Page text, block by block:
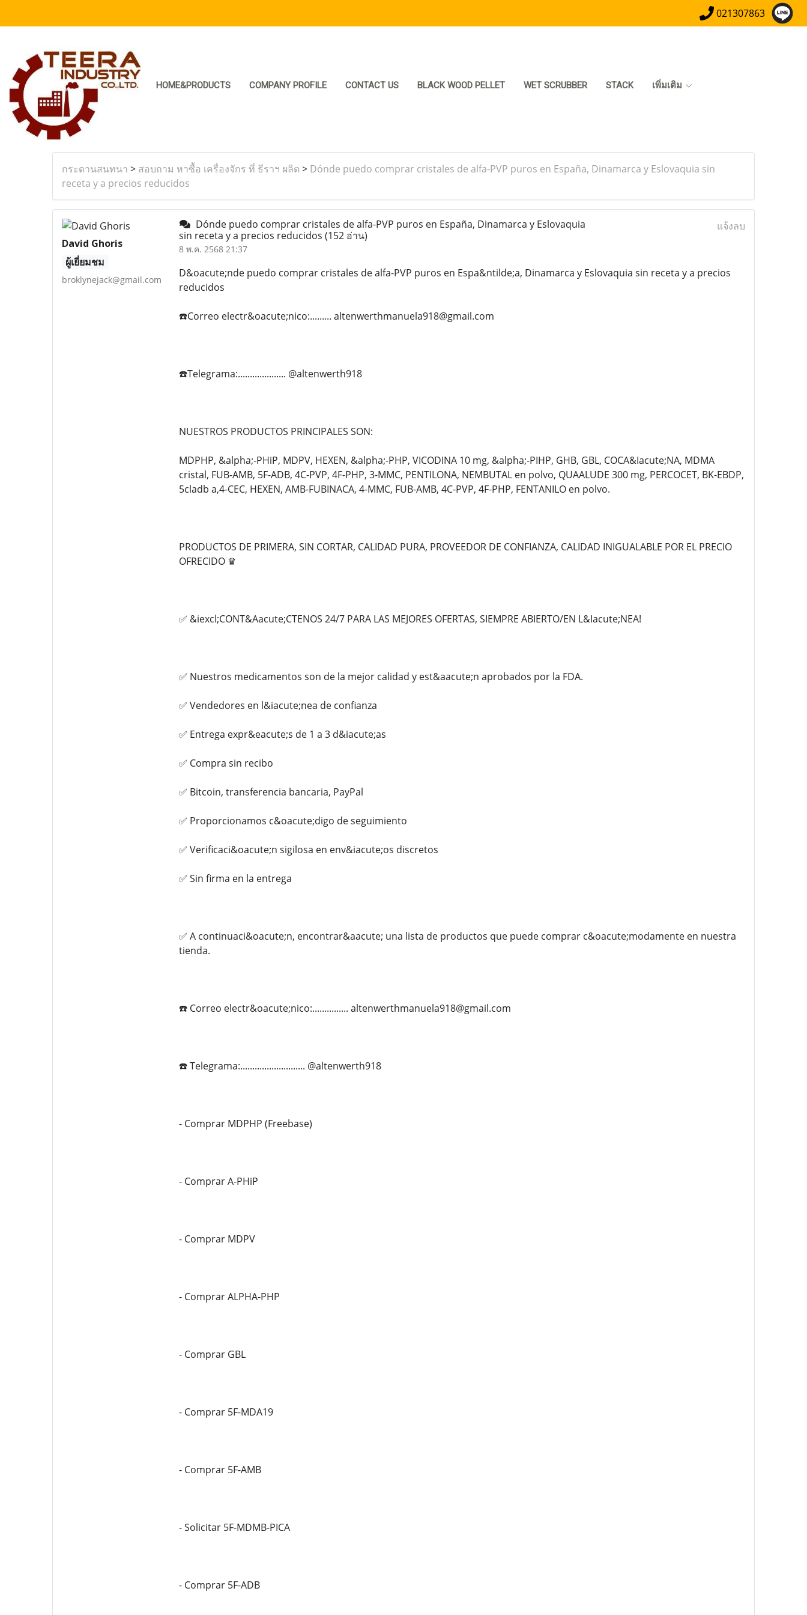
021307863
HOME&PRODUCTS COMPANY PROFILE CONTACT US BLACK WOOD PELLET WET SCRUBBER STACK เพิ่มเติม
กระดานสนทนา > สอบถาม หาซื้อ เครื่องจักร ที่ ธีราฯ ผลิต > Dónde puedo comprar cristales de alfa-PVP puros en España, Dinamarca y Eslovaquia sin
receta y a precios reducidos
David Ghoris
ผู้เยี่ยมชม
broklynejack@gmail.com
Dónde puedo comprar cristales de alfa-PVP puros en España, Dinamarca y Eslovaquia
sin receta y a precios reducidos (152 อ่าน)
8 พ.ค. 2568 21:37
แจ้งลบ
D&oacute;nde puedo comprar cristales de alfa-PVP puros en Espa&ntilde;a, Dinamarca y Eslovaquia sin receta y a precios
reducidos
☎️Correo electr&oacute;nico:......... altenwerthmanuela918@gmail.com
☎️Telegrama:.................... @altenwerth918
NUESTROS PRODUCTOS PRINCIPALES SON:
MDPHP, &alpha;-PHiP, MDPV, HEXEN, &alpha;-PHP, VICODINA 10 mg, &alpha;-PIHP, GHB, GBL, COCA&Iacute;NA, MDMA
cristal, FUB-AMB, 5F-ADB, 4C-PVP, 4F-PHP, 3-MMC, PENTILONA, NEMBUTAL en polvo, QUAALUDE 300 mg, PERCOCET, BK-EBDP,
5cladb a,4-CEC, HEXEN, AMB-FUBINACA, 4-MMC, FUB-AMB, 4C-PVP, 4F-PHP, FENTANILO en polvo.
PRODUCTOS DE PRIMERA, SIN CORTAR, CALIDAD PURA, PROVEEDOR DE CONFIANZA, CALIDAD INIGUALABLE POR EL PRECIO
OFRECIDO ♛
✅ &iexcl;CONT&Aacute;CTENOS 24/7 PARA LAS MEJORES OFERTAS, SIEMPRE ABIERTO/EN L&Iacute;NEA!
✅ Nuestros medicamentos son de la mejor calidad y est&aacute;n aprobados por la FDA.
✅ Vendedores en l&iacute;nea de confianza
✅ Entrega expr&eacute;s de 1 a 3 d&iacute;as
✅ Compra sin recibo
✅ Bitcoin, transferencia bancaria, PayPal
✅ Proporcionamos c&oacute;digo de seguimiento
✅ Verificaci&oacute;n sigilosa en env&iacute;os discretos
✅ Sin firma en la entrega
✅ A continuaci&oacute;n, encontrar&aacute; una lista de productos que puede comprar c&oacute;modamente en nuestra
tienda.
☎️ Correo electr&oacute;nico:............... altenwerthmanuela918@gmail.com
☎️ Telegrama:........................... @altenwerth918
- Comprar MDPHP (Freebase)
- Comprar A-PHiP
- Comprar MDPV
- Comprar ALPHA-PHP
- Comprar GBL
- Comprar 5F-MDA19
- Comprar 5F-AMB
- Solicitar 5F-MDMB-PICA
- Comprar 5F-ADB